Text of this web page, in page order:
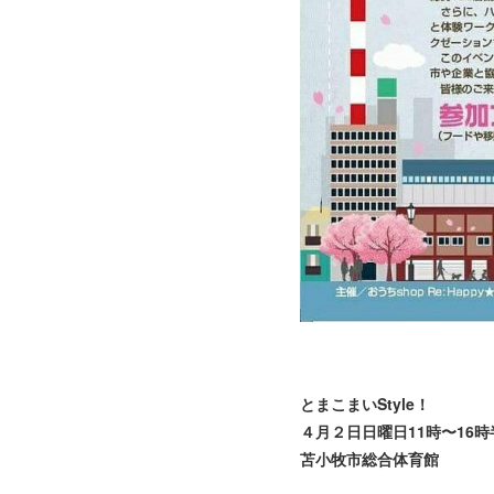
とまこまいStyle！
４月２日日曜日11時〜16時
苫小牧市総合体育館